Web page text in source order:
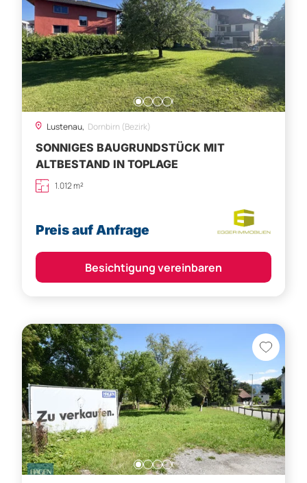
Lustenau, Dornbirn (Bezirk)
SONNIGES BAUGRUNDSTÜCK MIT
ALTBESTAND IN TOPLAGE
1.012 m²
Preis auf Anfrage
Besichtigung vereinbaren